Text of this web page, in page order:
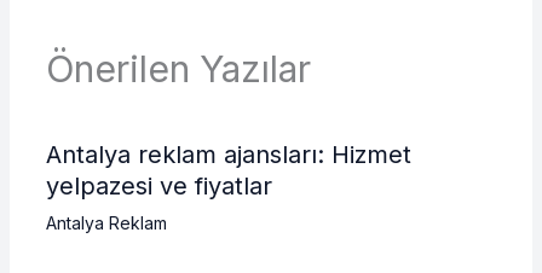
Önerilen Yazılar
Antalya reklam ajansları: Hizmet
yelpazesi ve fiyatlar
Antalya Reklam